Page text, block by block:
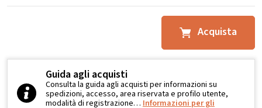
Acquista
Guida agli acquisti
Consulta la guida agli acquisti per informazioni su
spedizioni, accesso, area riservata e profilo utente,
modalità di registrazione… Informazioni per gli